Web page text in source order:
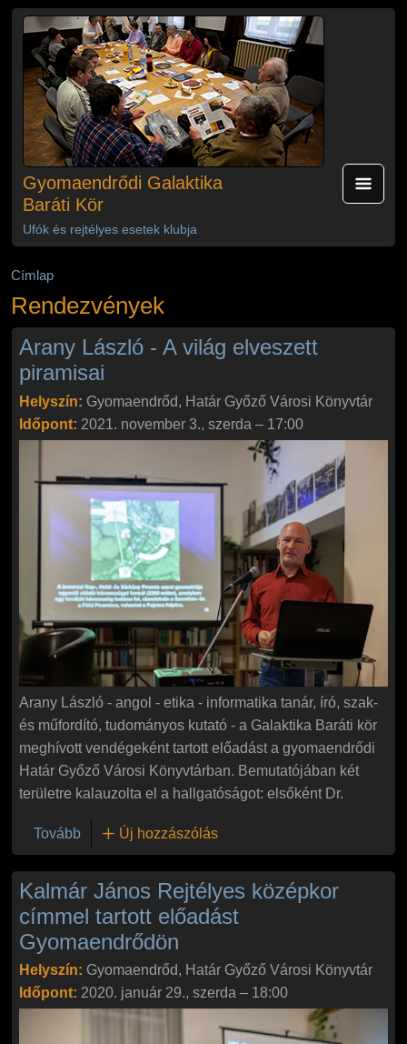
Ugrás a tartalomra
Gyomaendrődi Galaktika
Baráti Kör
Ufók és rejtélyes esetek klubja
Címlap
Rendezvények
Arany László - A világ elveszett
piramisai
Helyszín: Gyomaendrőd, Határ Győző Városi Könyvtár
Időpont: 2021. november 3., szerda – 17:00
Arany László - angol - etika - informatika tanár, író, szak-
és műfordító, tudományos kutató - a Galaktika Baráti kör
meghívott vendégeként tartott előadást a gyomaendrődi
Határ Győző Városi Könyvtárban. Bemutatójában két
területre kalauzolta el a hallgatóságot: elsőként Dr.
Tovább(Arany László - A világ elveszett piramisai)
Új hozzászólás
Kalmár János Rejtélyes középkor
címmel tartott előadást
Gyomaendrődön
Helyszín: Gyomaendrőd, Határ Győző Városi Könyvtár
Időpont: 2020. január 29., szerda – 18:00